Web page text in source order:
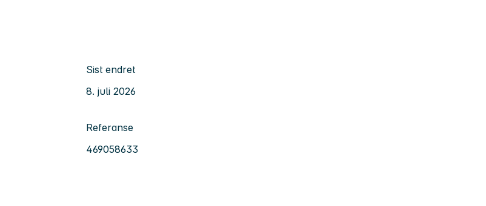
Sist endret
8. juli 2026
Referanse
469058633